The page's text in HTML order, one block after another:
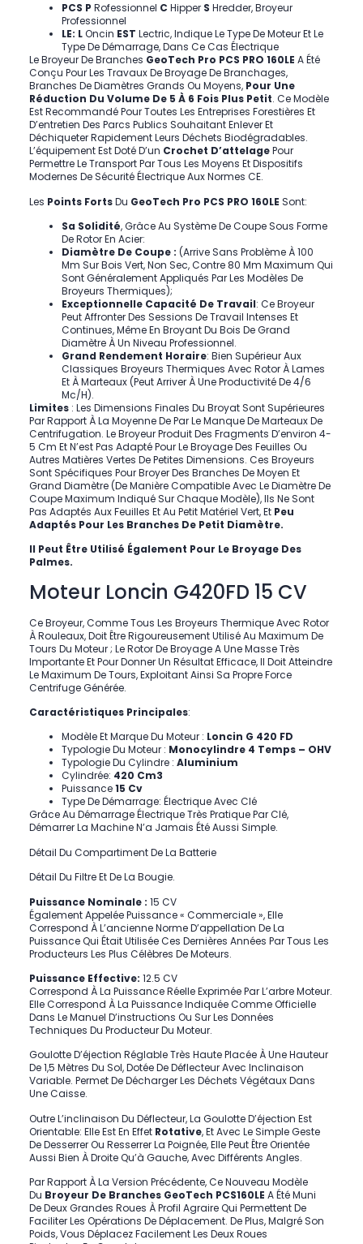
PCS P Rofessionnel C Hipper S Hredder, Broyeur
Professionnel
LE: LOncin EST Lectric, Indique Le Type De Moteur Et Le
Type De Démarrage, Dans Ce Cas Électrique
Le Broyeur De Branches GeoTech Pro PCS PRO 160LE A Été
Conçu Pour Les Travaux De Broyage De Branchages,
Branches De Diamètres Grands Ou Moyens, Pour Une
Réduction Du Volume De 5 À 6 Fois Plus Petit. Ce Modèle
Est Recommandé Pour Toutes Les Entreprises Forestières Et
D’entretien Des Parcs Publics Souhaitant Enlever Et
Déchiqueter Rapidement Leurs Déchets Biodégradables.
L’équipement Est Doté D’un Crochet D’attelagePour
Permettre Le Transport Par Tous Les Moyens Et Dispositifs
Modernes De Sécurité Électrique Aux Normes CE.
Les Points FortsDu GeoTech Pro PCS PRO 160LE Sont:
Sa Solidité, Grâce Au Système De Coupe Sous Forme
De Rotor En Acier:
Diamètre De Coupe : (arrive Sans Problème À 100
Mm Sur Bois Vert, Non Sec, Contre 80 Mm Maximum Qui
Sont Généralement Appliqués Par Les Modèles De
Broyeurs Thermiques);
Exceptionnelle Capacité De Travail: Ce Broyeur
Peut Affronter Des Sessions De Travail Intenses Et
Continues, Même En Broyant Du Bois De Grand
Diamètre À Un Niveau Professionnel.
Grand Rendement Horaire: Bien Supérieur Aux
Classiques Broyeurs Thermiques Avec Rotor À Lames
Et À Marteaux (peut Arriver À Une Productivité De 4/6
Mc/h).
Limites : Les Dimensions Finales Du Broyat Sont Supérieures
Par Rapport À La Moyenne De Par Le Manque De Marteaux De
Centrifugation. Le Broyeur Produit Des Fragments D’environ 4-
5 Cm Et N’est Pas Adapté Pour Le Broyage Des Feuilles Ou
Autres Matières Vertes De Petites Dimensions. Ces Broyeurs
Sont Spécifiques Pour Broyer Des Branches De Moyen Et
Grand Diamètre (de Manière Compatible Avec Le Diamètre De
Coupe Maximum Indiqué Sur Chaque Modèle), Ils Ne Sont
Pas Adaptés Aux Feuilles Et Au Petit Matériel Vert, Et Peu
Adaptés Pour Les Branches De Petit Diamètre.
Il Peut Être Utilisé Également Pour Le Broyage Des
Palmes.
Moteur Loncin G420FD 15 CV
Ce Broyeur, Comme Tous Les Broyeurs Thermique Avec Rotor
À Rouleaux, Doit Être Rigoureusement Utilisé Au Maximum De
Tours Du Moteur ; Le Rotor De Broyage A Une Masse Très
Importante Et Pour Donner Un Résultat Efficace, Il Doit Atteindre
Le Maximum De Tours, Exploitant Ainsi Sa Propre Force
Centrifuge Générée.
Caractéristiques Principales:
Modèle Et Marque Du Moteur : Loncin G 420 FD
Typologie Du Moteur : Monocylindre 4 Temps – OHV
Typologie Du Cylindre : Aluminium
Cylindrée: 420 Cm3
Puissance15 Cv
Type De Démarrage: Électrique Avec Clé
Grâce Au Démarrage Électrique Très Pratique Par Clé,
Démarrer La Machine N’a Jamais Été Aussi Simple.
Détail Du Compartiment De La Batterie
Détail Du FiltreEt De La Bougie.
Puissance Nominale : 15 CV
Également Appelée Puissance « Commerciale », Elle
Correspond À L’ancienne Norme D’appellation De La
Puissance Qui Était Utilisée Ces Dernières Années Par Tous Les
Producteurs Les Plus Célèbres De Moteurs.
Puissance Effective: 12.5 CV
Correspond À La Puissance Réelle Exprimée Par L’arbre Moteur.
Elle Correspond À La Puissance Indiquée Comme Officielle
Dans Le Manuel D’instructions Ou Sur Les Données
Techniques Du Producteur Du Moteur.
Goulotte D’éjection RéglableTrès Haute Placée À Une Hauteur
De 1,5 Mètres Du Sol, Dotée De Déflecteur Avec Inclinaison
Variable. Permet De Décharger Les Déchets Végétaux Dans
Une Caisse.
Outre L’inclinaison Du Déflecteur, La Goulotte D’éjection Est
Orientable: Elle Est En Effet Rotative, Et Avec Le Simple Geste
De Desserrer Ou Resserrer La Poignée, Elle Peut Être Orientée
Aussi Bien À Droite Qu’à Gauche, Avec Différents Angles.
Par Rapport À La Version Précédente, Ce Nouveau Modèle
Du Broyeur De Branches GeoTech PCS160LE A Été Muni
DeDeux Grandes Roues À Profil AgraireQui Permettent De
Faciliter Les Opérations De Déplacement. De Plus, Malgré Son
Poids, Vous Déplacez Facilement Les Deux Roues